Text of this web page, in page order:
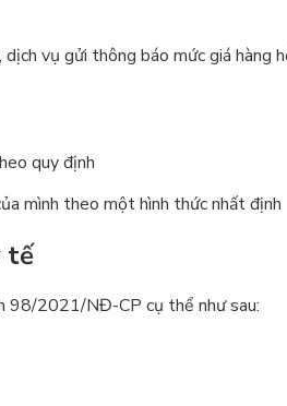
vụ gửi thông báo mức giá hàng
quy định
mình theo một hình thức nhất định
tế
98/2021/NĐ-CP cụ thể như sau: